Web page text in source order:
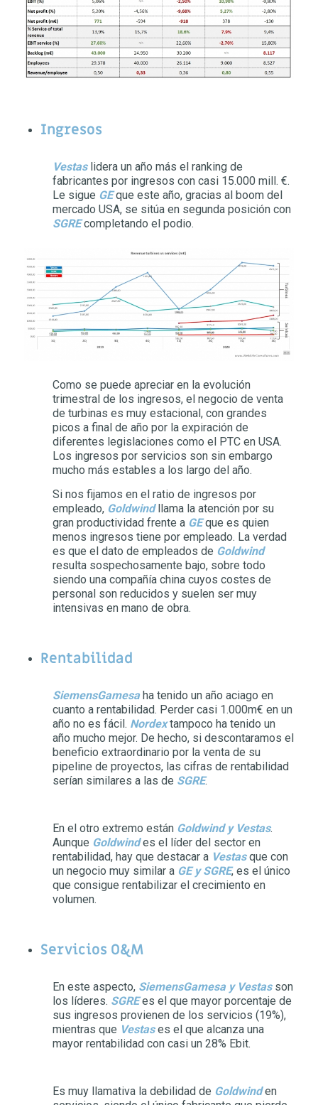
Ingresos
Vestaslidera un año más el ranking de
fabricantes por ingresos con casi 15.000 mill. €.
Le sigue GEque este año, gracias al boom del
mercado USA, se sitúa en segunda posición con
SGREcompletando el podio.
Como se puede apreciar en la evolución
trimestral de los ingresos, el negocio de venta
de turbinas es muy estacional, con grandes
picos a final de año por la expiración de
diferentes legislaciones como el PTC en USA.
Los ingresos por servicios son sin embargo
mucho más estables a los largo del año.
Si nos fijamos en el ratio de ingresos por
empleado, Goldwindllama la atención por su
gran productividad frente a GEque es quien
menos ingresos tiene por empleado. La verdad
es que el dato de empleados de Goldwind
resulta sospechosamente bajo, sobre todo
siendo una compañía china cuyos costes de
personal son reducidos y suelen ser muy
intensivas en mano de obra.
Rentabilidad
SiemensGamesaha tenido un año aciago en
cuanto a rentabilidad. Perder casi 1.000m€ en un
año no es fácil. Nordextampoco ha tenido un
año mucho mejor. De hecho, si descontaramos el
beneficio extraordinario por la venta de su
pipeline de proyectos, las cifras de rentabilidad
serían similares a las de SGRE.
En el otro extremo están Goldwind y Vestas.
Aunque Goldwindes el líder del sector en
rentabilidad, hay que destacar a Vestasque con
un negocio muy similar a GE y SGRE, es el único
que consigue rentabilizar el crecimiento en
volumen.
Servicios O&M
En este aspecto, SiemensGamesa y Vestasson
los líderes. SGREes el que mayor porcentaje de
sus ingresos provienen de los servicios (19%),
mientras que Vestases el que alcanza una
mayor rentabilidad con casi un 28% Ebit.
Es muy llamativa la debilidad de Goldwinden